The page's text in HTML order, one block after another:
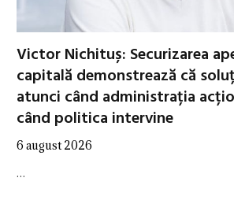
Victor Nichituș: Securizarea
capitală demonstrează că
atunci când administrația
când politica intervine
6 august 2026
…